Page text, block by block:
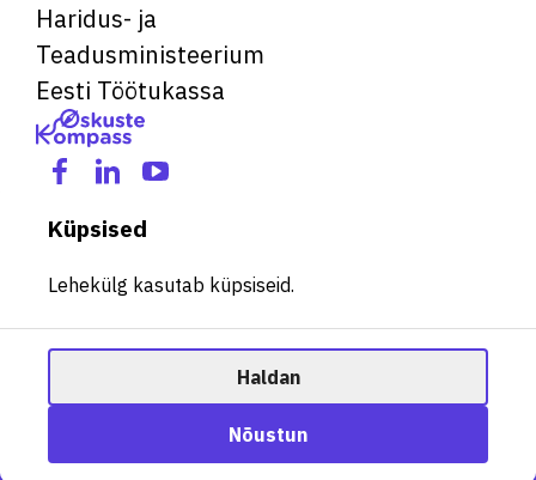
Ametisoovitaja
Haridus- ja
Teadusministeerium
Eesti Töötukassa
Küpsised
Lehekülg kasutab küpsiseid.
Haldan
Nõustun